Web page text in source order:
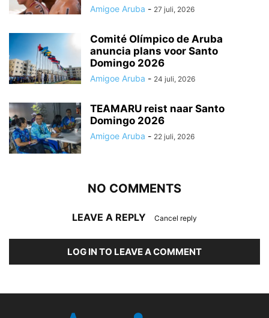
Amigoe Aruba - 27 juli, 2026
Comité Olímpico de Aruba
anuncia plans voor Santo
Domingo 2026
Amigoe Aruba - 24 juli, 2026
TEAMARU reist naar Santo
Domingo 2026
Amigoe Aruba - 22 juli, 2026
NO COMMENTS
LEAVE A REPLY Cancel reply
LOG IN TO LEAVE A COMMENT